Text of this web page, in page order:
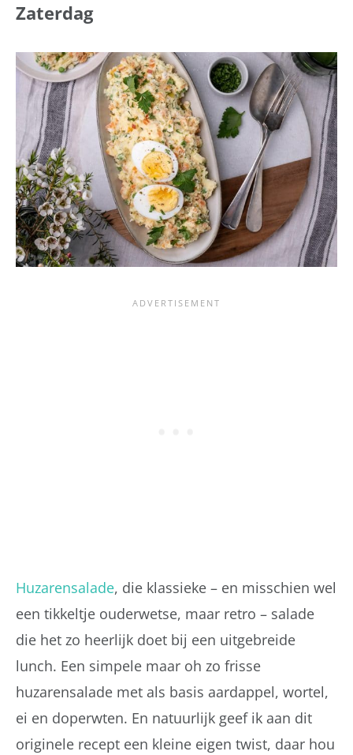
Zaterdag
Huzarensalade, die klassieke – en misschien wel
een tikkeltje ouderwetse, maar retro – salade
die het zo heerlijk doet bij een uitgebreide
lunch. Een simpele maar oh zo frisse
huzarensalade met als basis aardappel, wortel,
ei en doperwten. En natuurlijk geef ik aan dit
originele recept een kleine eigen twist, daar hou